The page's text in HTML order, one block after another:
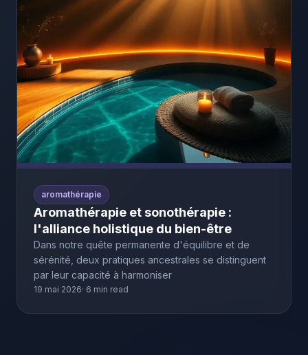
aromathérapie
Aromathérapie et sonothérapie :
l'alliance holistique du bien-être
Dans notre quête permanente d'équilibre et de
sérénité, deux pratiques ancestrales se distinguent
par leur capacité à harmoniser
19 mai 2026 6 min read